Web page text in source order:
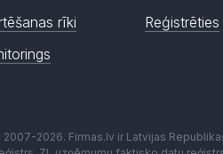
rīki
Reģistrēties
2026. Firmas.lv ir Latvijas